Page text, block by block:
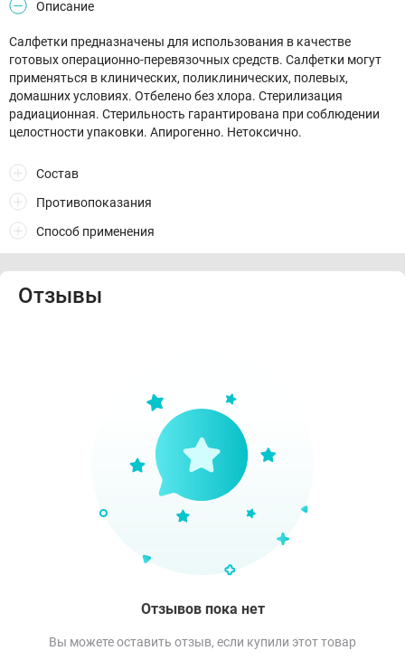
Описание
Салфетки предназначены для использования в качестве
готовых операционно-перевязочных средств. Салфетки могут
применяться в клинических, поликлинических, полевых,
домашних условиях. Отбелено без хлора. Стерилизация
радиационная. Стерильность гарантирована при соблюдении
целостности упаковки. Апирогенно. Нетоксично.
Состав
Противопоказания
Способ применения
Отзывы
Отзывов пока нет
Вы можете оставить отзыв, если купили этот товар